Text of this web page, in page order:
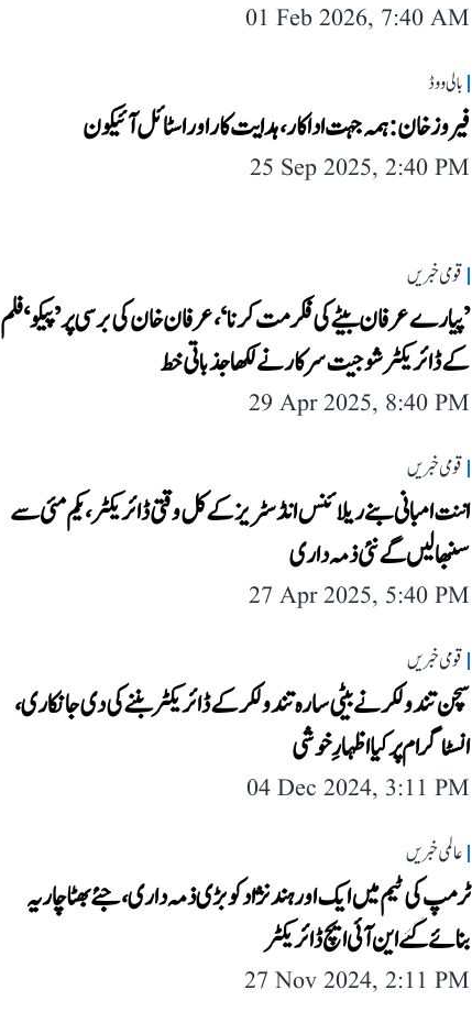
01 Feb 2026, 7:40 AM
بالی ووڈ
فیروز خان: ہمہ جہت اداکار، ہدایت کار اور اسٹائل آئیکون
25 Sep 2025, 2:40 PM
قومی خبریں
’پیارے عرفان بیٹے کی فکر مت کرنا‘، عرفان خان کی برسی پر ’پیکو‘ فلم
کے ڈائریکٹر شوجیت سرکار نے لکھا جذباتی خط
29 Apr 2025, 8:40 PM
قومی خبریں
اننت امبانی بنے ریلائنس انڈسٹریز کے کل وقتی ڈائریکٹر، یکم مئی سے
سنبھالیں گے نئی ذمہ داری
27 Apr 2025, 5:40 PM
قومی خبریں
سچن تندولکر نے بیٹی سارہ تندولکر کے ڈائریکٹر بننے کی دی جانکاری،
انسٹاگرام پر کیا اظہارِ خوشی
04 Dec 2024, 3:11 PM
عالمی خبریں
ٹرمپ کی ٹیم میں ایک اور ہند نژاد کو بڑی ذمہ داری، جئے بھٹاچاریہ
بنائے گئے این آئی ایچ ڈائریکٹر
27 Nov 2024, 2:11 PM